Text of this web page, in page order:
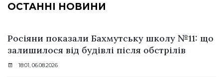
ОСТАННІ НОВИНИ
Росіяни показали Бахмутську школу №11: що
залишилося від будівлі після обстрілів
18:01, 06.08.2026